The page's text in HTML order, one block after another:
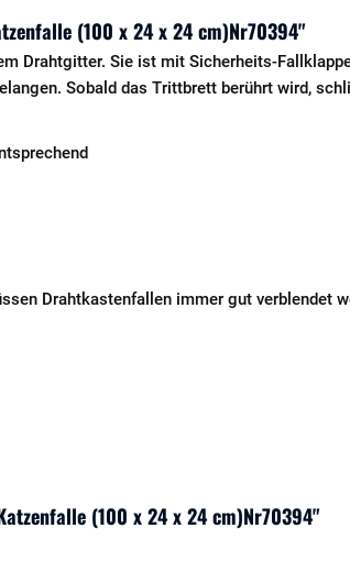
(100 x 24 x 24 cm)Nr70394"
Drahtgitter. Sie ist mit Sicherheits-
Sobald das Trittbrett berührt wird,
Drahtkastenfallen immer gut verblendet
(100 x 24 x 24 cm)Nr70394"